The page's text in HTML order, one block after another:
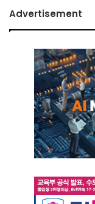
Advertisement